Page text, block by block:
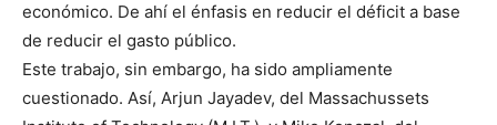
económico. De ahí el énfasis en reducir el déficit a base
de reducir el gasto público.
Este trabajo, sin embargo, ha sido ampliamente
cuestionado. Así, Arjun Jayadev, del Massachussets